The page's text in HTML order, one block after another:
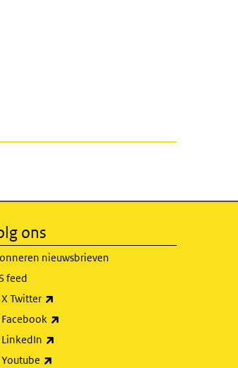
ons
nieuwsbrieven
feed
X Twitter
Facebook
LinkedIn
Youtube